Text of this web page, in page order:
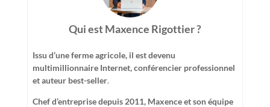
Qui est Maxence Rigottier ?
Issu d’une ferme agricole, il est devenu
multimillionnaire Internet, conférencier professionnel
et auteur best-seller.
Chef d’entreprise depuis 2011, Maxence et son équipe